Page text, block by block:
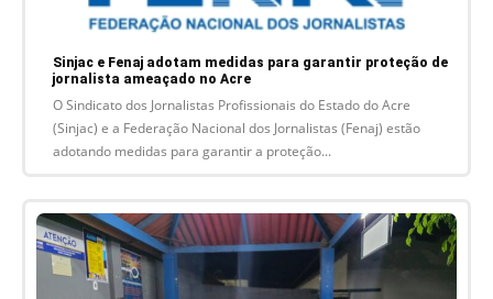
Sinjac e Fenaj adotam medidas para garantir proteção de
jornalista ameaçado no Acre
O Sindicato dos Jornalistas Profissionais do Estado do Acre
(Sinjac) e a Federação Nacional dos Jornalistas (Fenaj) estão
adotando medidas para garantir a proteção...